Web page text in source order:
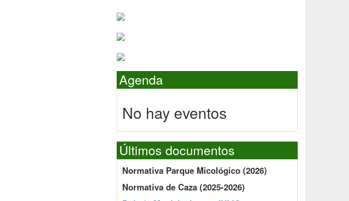
Agenda
No hay eventos
Últimos documentos
Normativa Parque Micológico (2026)
Normativa de Caza (2025-2026)